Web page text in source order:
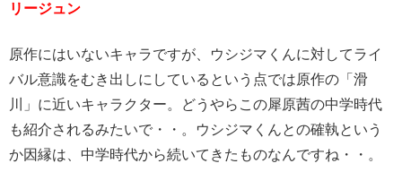
リージュン
原作にはいないキャラですが、ウシジマくんに対してライ
バル意識をむき出しにしているという点では原作の「滑
川」に近いキャラクター。どうやらこの犀原茜の中学時代
も紹介されるみたいで・・。ウシジマくんとの確執という
か因縁は、中学時代から続いてきたものなんですね・・。